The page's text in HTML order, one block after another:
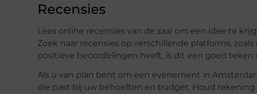
Recensies
Lees online recensies van de zaal om een ​​idee te
Zoek naar recensies op verschillende platforms, zoals
positieve beoordelingen heeft, is dit een goed
Als u van plan bent om een evenement in
die past bij uw behoeften en budget. Houd rekening